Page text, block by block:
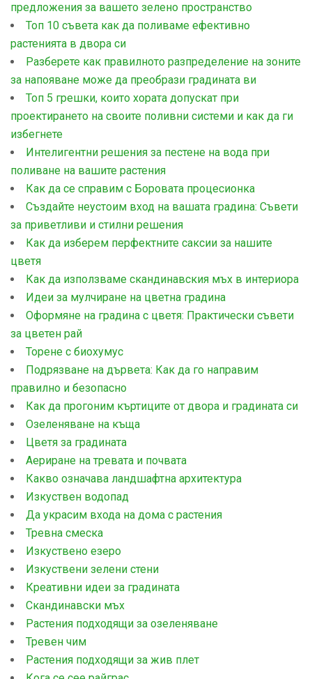
предложения за вашето зелено пространство
Топ 10 съвета как да поливаме ефективно
растенията в двора си
Разберете как правилното разпределение на зоните
за напояване може да преобрази градината ви
Топ 5 грешки, които хората допускат при
проектирането на своите поливни системи и как да ги
избегнете
Интелигентни решения за пестене на вода при
поливане на вашите растения
Как да се справим с Боровата процесионка
Създайте неустоим вход на вашата градина: Съвети
за приветливи и стилни решения
Как да изберем перфектните саксии за нашите
цветя
Как да използваме скандинавския мъх в интериора
Идеи за мулчиране на цветна градина
Оформяне на градина с цветя: Практически съвети
за цветен рай
Торене с биохумус
Подрязване на дървета: Как да го направим
правилно и безопасно
Как да прогоним къртиците от двора и градината си
Озеленяване на къща
Цветя за градината
Аериране на тревата и почвата
Какво означава ландшафтна архитектура
Изкуствен водопад
Да украсим входа на дома с растения
Тревна смеска
Изкуствено езеро
Изкуствени зелени стени
Креативни идеи за градината
Скандинавски мъх
Растения подходящи за озеленяване
Тревен чим
Растения подходящи за жив плет